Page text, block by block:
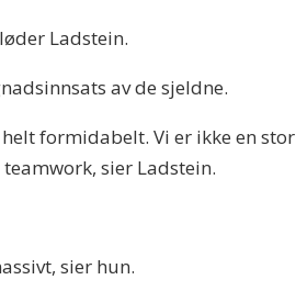
Ladstein.
av de sjeldne.
formidabelt. Vi er ikke en stor
sier Ladstein.
sier hun.